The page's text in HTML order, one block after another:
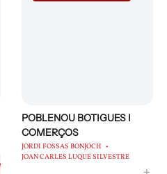
POBLENOU BOTIGUES I
COMERÇOS
JORDI FOSSAS BONJOCH
JOAN CARLES LUQUE SILVESTRE